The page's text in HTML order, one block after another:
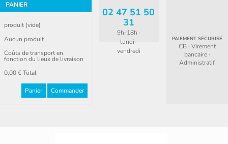
PANIER
produit (vide)
Aucun produit
Coûts de transport en
fonction du lieux de livraison
0,00 €Total
Panier Commander
02 47 51 50
31
9h-18h ·
lundi-
vendredi
PAIEMENT SÉCURISÉ
CB · Virement
bancaire ·
Administratif